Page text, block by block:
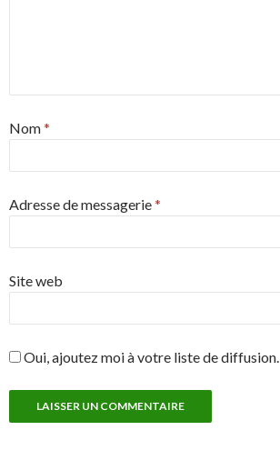
Nom*
Adresse de messagerie*
Site web
Oui, ajoutez moi à votre liste de diffusion.